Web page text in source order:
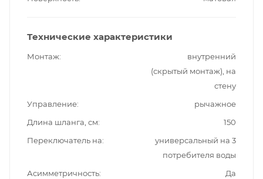
Технические характеристики
Монтаж
внутренний
(скрытый монтаж), на
стену
Управление
рычажное
Длина шланга, см
150
Переключатель на
универсальный на 3
потребителя воды
Асимметричность
Да